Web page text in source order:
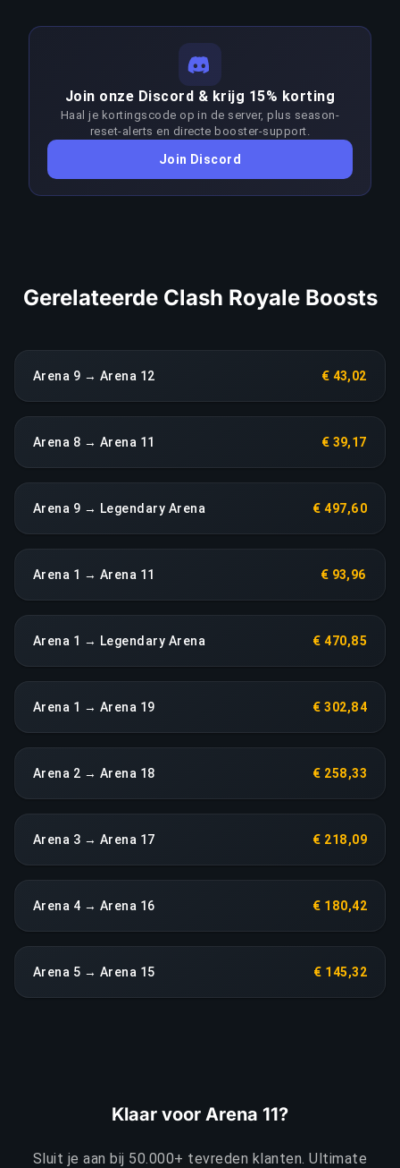
uur besparing. Voor €27.61 komt dat neer op
€8.37/bespaarde uur, of €13.81/divisie over alle 2
divisies. Voor spelers die hun tijd waarderen is dit
een van de meest efficiënte investeringen in
competitive gaming.
Join onze Discord & krijg 15% korting
Haal je kortingscode op in de server, plus season-
reset-alerts en directe booster-support.
Join Discord
Gerelateerde Clash Royale Boosts
Arena 9 → Arena 12 € 43,02
Arena 8 → Arena 11 € 39,17
Arena 9 → Legendary Arena € 497,60
Arena 1 → Arena 11 € 93,96
Arena 1 → Legendary Arena € 470,85
Arena 1 → Arena 19 € 302,84
Arena 2 → Arena 18 € 258,33
Arena 3 → Arena 17 € 218,09
Arena 4 → Arena 16 € 180,42
Arena 5 → Arena 15 € 145,32
Klaar voor Arena 11?
Sluit je aan bij 50.000+ tevreden klanten. Ultimate